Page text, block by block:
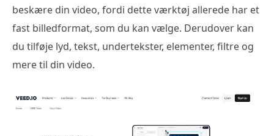
beskære din video, fordi dette værktøj allerede har et
fast billedformat, som du kan vælge. Derudover kan
du tilføje lyd, tekst, undertekster, elementer, filtre og
mere til din video.